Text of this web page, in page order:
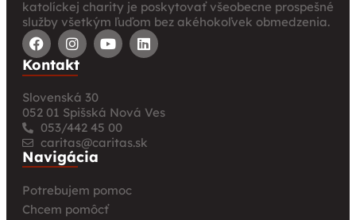
katolíckej charity je poskytovať všeobecne prospešné
služby všetkým ľuďom bez akéhokoľvek obmedzenia.
Kontakt
Slovenská 30
052 01 Spišská Nová Ves
053/442 45 00
caritas@caritas.sk
Navigácia
Potrebujem pomoc
Chcem pomôcť